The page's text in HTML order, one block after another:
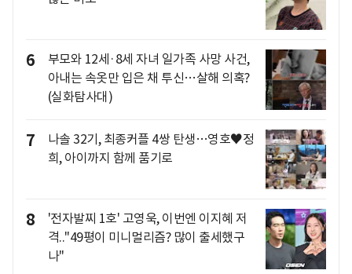
6
부모와 12세·8세 자녀 일가족 사망 사건,
아내는 속옷만 입은 채 투신…살해 의혹?
(실화탐사대)
7
나솔 32기, 최종커플 4쌍 탄생…영호♥정
희, 아이까지 함께 품기로
8
'전자발찌 1호' 고영욱, 이번엔 이지혜 저
격.."49평이 미니멀리즘? 많이 출세했구
나"